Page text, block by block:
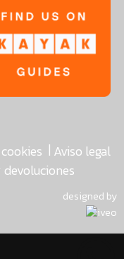
| Aviso legal
designed by